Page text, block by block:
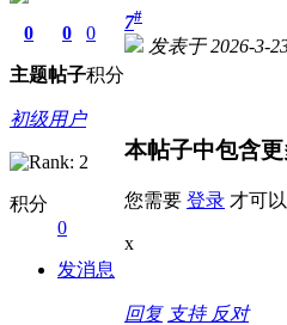
0
主题
0
帖子
0
积分
初级用户
积分
0
发消息
7#
发表于 2026-3-
本帖子中包含
您需要 登录 才可
x
回复 支持 反对